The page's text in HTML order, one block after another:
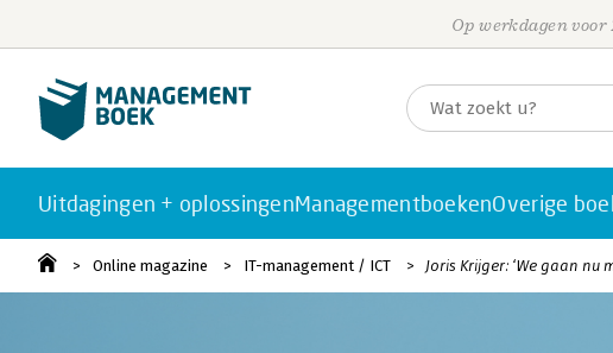
Op werkdagen
Uitdagingen + oplossingenManagementboekenOverige
Online magazine IT-management / ICT Joris Krijger: ‘We gaan nu